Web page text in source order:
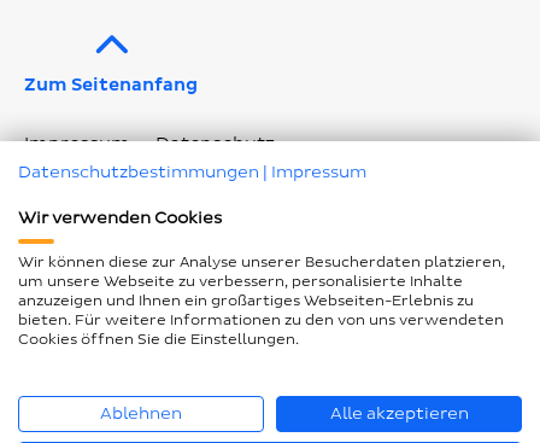
Zum Seitenanfang
Impressum
Datenschutz
Geschlechtergerechte Sprache
Barrierefreiheitserklärung
Cookie Einstellungen ändern
© Piepenbrock Service GmbH + Co. KG 2026
Datenschutzbestimmungen | Impressum
Wir verwenden Cookies
Wir können diese zur Analyse unserer Besucherdaten platzieren,
um unsere Webseite zu verbessern, personalisierte Inhalte
anzuzeigen und Ihnen ein großartiges Webseiten-Erlebnis zu
bieten. Für weitere Informationen zu den von uns verwendeten
Cookies öffnen Sie die Einstellungen.
Ablehnen Alle akzeptieren